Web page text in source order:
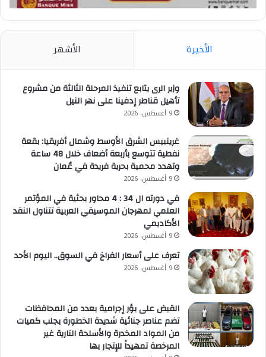
الأخيرة الأشهر
وزير الرى يتابع تنفيذ المرحلة الثالثة من مشروع
تأهيل قناطر إدفينا على نهر النيل
9 أغسطس، 2026
غرينبيس الشرق الأوسط وشمال أفريقيا: بقعة
نفطية تتوسع بأربعة أضعاف خلال 48 ساعة
وتهدد محمية بحرية فريدة في عُمان
9 أغسطس، 2026
في دورته ال 34 : 4 محاور بحثية في المؤتمر
العلمي لمهرجان الموسيقي العربية تتناول النقد
الأكاديمي
9 أغسطس، 2026
تعرف على أسعار الفراخ في السوق.. اليوم الأحد
9 أغسطس، 2026
القبض على بؤر إجرامية بعدد من المحافظات
تضم عناصر جنائية شديدة الخطورة بجلب كميات
من المواد المخدرة والأسلحة النارية غير
المرخصة تمهيداً للإتجار بها